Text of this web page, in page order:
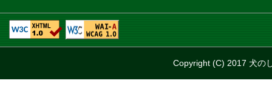
Copyright (C) 2017 犬の